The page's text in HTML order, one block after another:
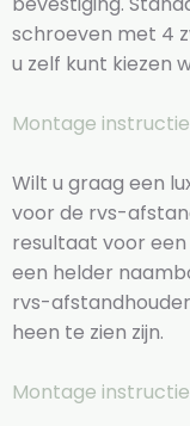
schroeven met 4
u zelf kunt kiezen
Montage
Wilt u graag een
voor de rvs-
resultaat voor
een helder
rvs-
heen te zien zijn.
Montage